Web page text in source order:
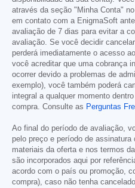
através da seção "Minha Conta"
em contato com a EnigmaSoft
avaliação de 7 dias para evitar a
avaliação. Se você decidir
perderá imediatamente o acesso
você acreditar que uma cobrança
ocorrer devido a problemas de
exemplo), você também poderá
integral a qualquer momento
compra. Consulte as Perguntas
Ao final do período de avaliação,
pelo preço e período de
materiais da oferta e nos termos
são incorporados aqui por
acordo com o país ou promoção,
compra), caso não tenha